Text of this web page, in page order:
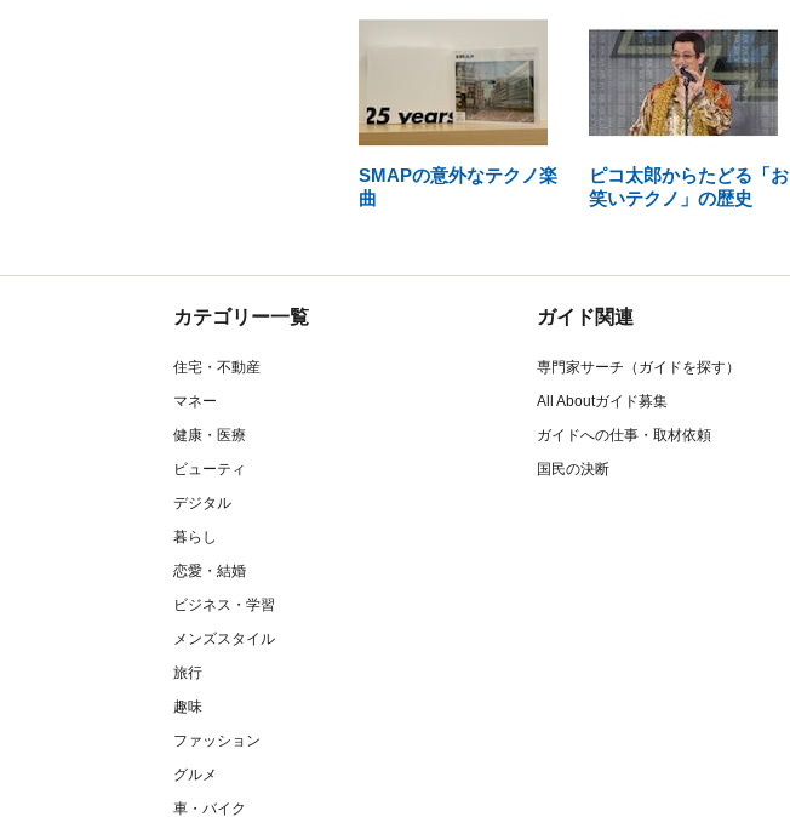
SMAPの意外なテクノ楽
曲
ピコ太郎からたどる「お
笑いテクノ」の歴史
カテゴリー一覧
住宅・不動産
マネー
健康・医療
ビューティ
デジタル
暮らし
恋愛・結婚
ビジネス・学習
メンズスタイル
旅行
趣味
ファッション
グルメ
車・バイク
ガイド関連
専門家サーチ（ガイドを探す）
All Aboutガイド募集
ガイドへの仕事・取材依頼
国民の決断